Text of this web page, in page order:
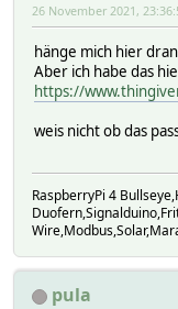
26 November 2021,
hänge mich hier dran
Aber ich habe das
https://
weis nicht ob das
RaspberryPi 4
pula